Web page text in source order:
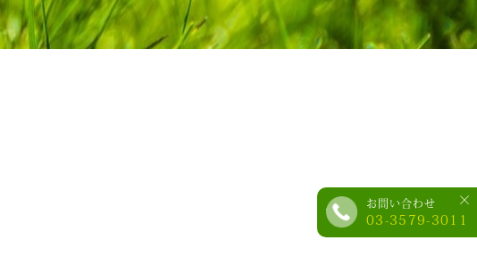
×
お問い合わせ
03-3579-3011